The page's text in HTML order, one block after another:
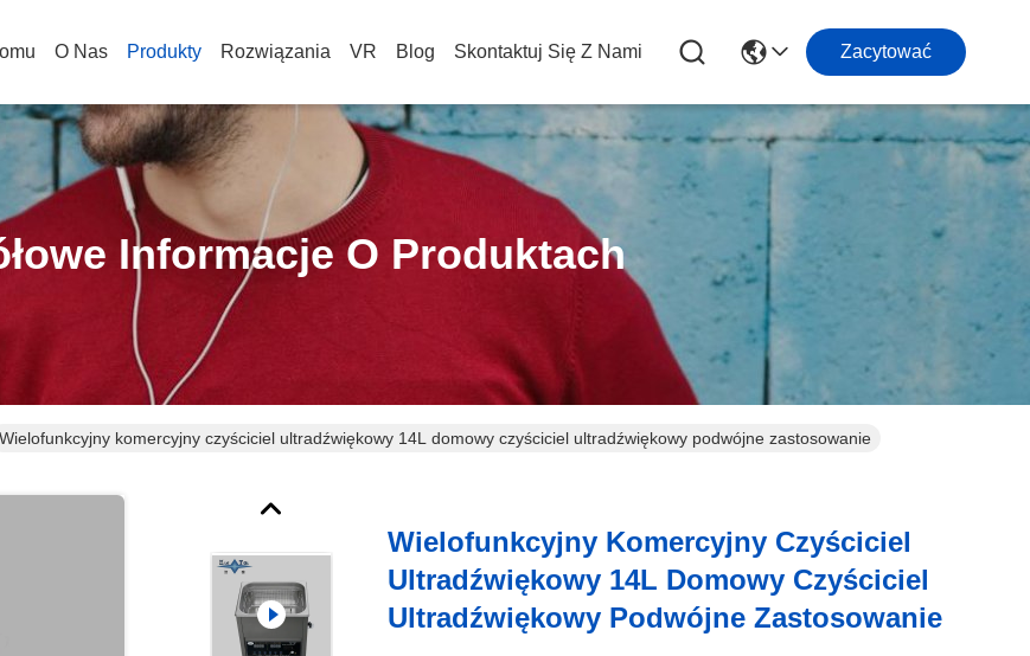
O Nas Produkty Rozwiązania VR Blog Skontaktuj Się Z Nami Zacytować
Informacje O Produktach
Wielofunkcyjny komercyjny czyściciel ultradźwiękowy 14L domowy czyściciel ultradźwiękowy podwójne zastosowanie
Wielofunkcyjny Komercyjny Czyściciel
Ultradźwiękowy 14L Domowy Czyściciel
Ultradźwiękowy Podwójne Zastosowanie